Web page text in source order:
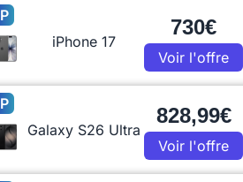
iPhone 17
730€
Voir l'offre
Galaxy S26 Ultra
828,99€
Voir l'offre